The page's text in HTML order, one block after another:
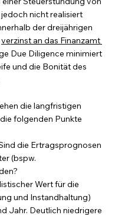
nicht realisiert
der dreijährigen
verzinst an das Finanzamt
Due Diligence minimiert
und die Bonität des
die langfristigen
folgenden Punkte
die Ertragsprognosen
(bspw.
Wert für die
und Instandhaltung)
Jahr. Deutlich niedrigere